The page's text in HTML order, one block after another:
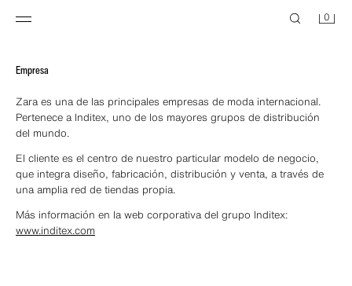
0
Empresa
Zara es una de las principales empresas de moda internacional.
Pertenece a Inditex, uno de los mayores grupos de distribución
del mundo.
El cliente es el centro de nuestro particular modelo de negocio,
que integra diseño, fabricación, distribución y venta, a través de
una amplia red de tiendas propia.
Más información en la web corporativa del grupo Inditex:
www.inditex.com